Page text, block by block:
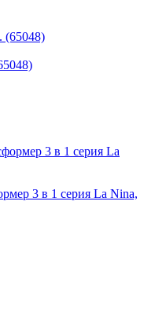
3 в 1 серия La Nina,